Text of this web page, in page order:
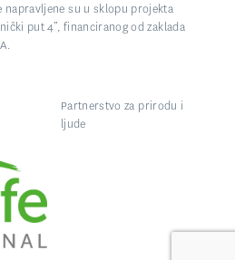
napravljene su u sklopu projekta
put 4”, financiranog od zaklada
Partnerstvo za prirodu i
ljude